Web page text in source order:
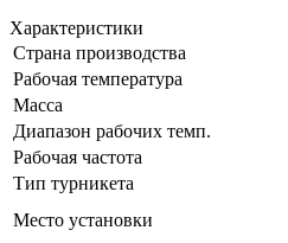
Характеристики
Страна производства
Рабочая температура
Масса
Диапазон рабочих темп.
Рабочая частота
Тип турникета
Место установки